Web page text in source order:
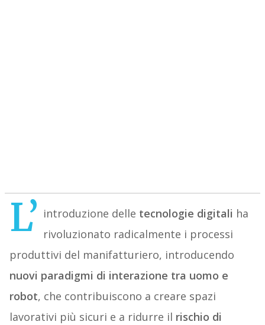
L’ introduzione delle tecnologie digitali ha
rivoluzionato radicalmente i processi
produttivi del manifatturiero, introducendo
nuovi paradigmi di interazione tra uomo e
robot, che contribuiscono a creare spazi
lavorativi più sicuri e a ridurre il rischio di